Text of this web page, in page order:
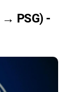
→ PSG) -